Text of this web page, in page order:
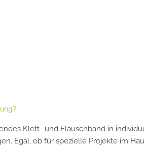
Klett- und Flauschband in
Egal, ob für spezielle Projekte im